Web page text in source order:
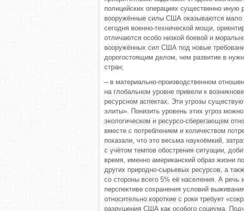
полицейских операциях существенно
вооружённые силы США оказываются
сегодня военно-технической мощи,
отличаются особо низкой боевой и
вооружённых сил США под новые
дорогостоящим делом, чем развитие в
стран;
– в материально-производственном
на глобальном уровне привели к
ресурсном аспектах. Эти угрозы
элиты». Понизить уровень этих угроз
экологическом и ресурсо-сберегающем
вместе с потреблением и количеством
показали, что это весьма наукоёмкий,
с учётом темпов обострения ситуации,
время, именно американский образ жизни
других природно-сырьевых ресурсов, а
со стороны всего 5% её населения. А речь
перспективе сохранения условий
относительно короткие с роки требует
разрушения США как особого социума.